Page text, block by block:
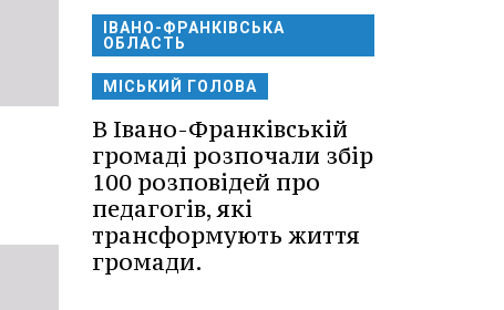
ІВАНО-ФРАНКІВСЬКА
ОБЛАСТЬ
МІСЬКИЙ ГОЛОВА
В Івано-Франківській
громаді розпочали збір
100 розповідей про
педагогів, які
трансформують життя
громади.